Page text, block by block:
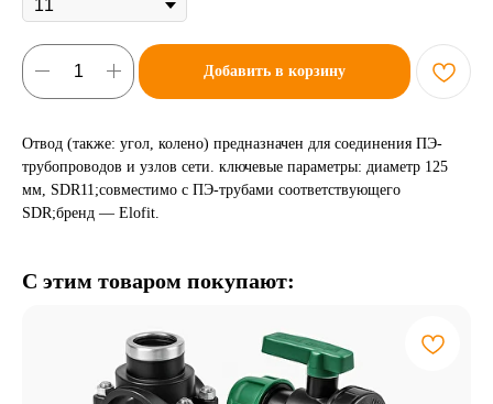
Добавить в корзину
Отвод (также: угол, колено) предназначен для соединения ПЭ-
трубопроводов и узлов сети. ключевые параметры: диаметр 125
мм, SDR11;совместимо с ПЭ-трубами соответствующего
SDR;бренд — Elofit.
С этим товаром покупают: